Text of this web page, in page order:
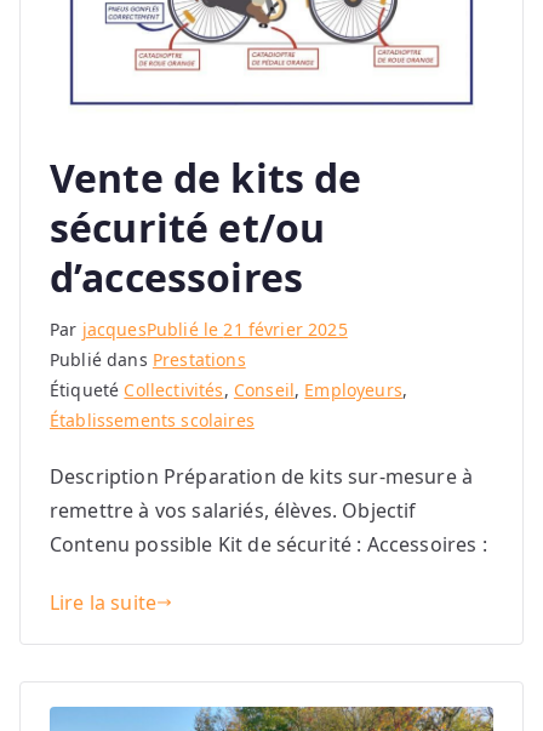
Vente de kits de
sécurité et/ou
d’accessoires
Par jacquesPublié le21 février 2025
Publié dans Prestations
Étiqueté Collectivités, Conseil, Employeurs,
Établissements scolaires
Description Préparation de kits sur-mesure à
remettre à vos salariés, élèves. Objectif
Contenu possible Kit de sécurité : Accessoires :
Lire la suite